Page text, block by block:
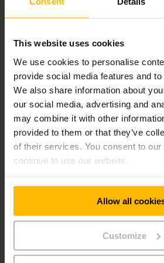
This website uses cookies
We use cookies to personalise
provide social media features and to
We also share information about
our social media, advertising and
may combine it with other
provided to them or that they’ve
of their services. You consent to
continue to use our website.
Allow all
Customize
με την After Sales υποστήριξή σας.
συνεργάτης αυτοματισμού,
εφοδιαστικής αλυσίδας, με το οποίο
περιλαμβάνουν:
Περονοφόρα και παλετοφόρα
Ηλεκτροκίνητα ή με κινητήρα
μας σχεδιάζονται με βάση τις ανάγκες
budget σας, βελτιώνοντας τους
Συστήματα ραφιών
Τα ράφια αποθήκης ή ράφια παλετών
αποθήκευση υλικών και αγαθών σε